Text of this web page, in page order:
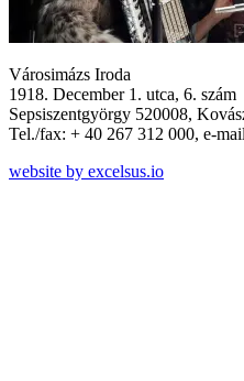
Városimázs Iroda
1918. December 1. utca, 6. szám
Sepsiszentgyörgy 520008,
Tel./fax: + 40 267 312 000, e-
website by excelsus.io